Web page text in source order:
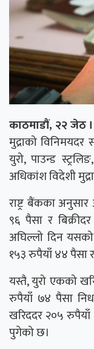
काठमाडौं, २२ जेठ ।
मुद्राको
युरो, पाउन्ड
अधिकांश विदेशी
राष्ट्र बैंकका
९६ पैसा र
अघिल्लो दिन
१५३ रुपैयाँ ४४ पैसा
यस्तै, युरो एकको
रुपैयाँ ७४ पैसा
खरिददर २०५ रुपैयाँ
पुगेको छ।